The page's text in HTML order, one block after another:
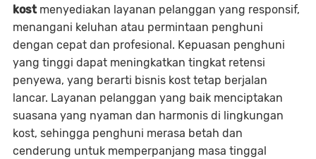
kostmenyediakan layanan pelanggan yang responsif,
menangani keluhan atau permintaan penghuni
dengan cepat dan profesional. Kepuasan penghuni
yang tinggi dapat meningkatkan tingkat retensi
penyewa, yang berarti bisnis kost tetap berjalan
lancar. Layanan pelanggan yang baik menciptakan
suasana yang nyaman dan harmonis di lingkungan
kost, sehingga penghuni merasa betah dan
cenderung untuk memperpanjang masa tinggal